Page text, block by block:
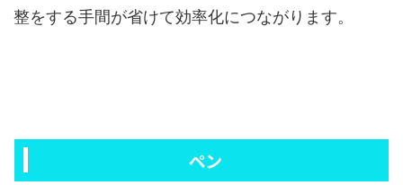
整をする手間が省けて効率化につながります。
ペン